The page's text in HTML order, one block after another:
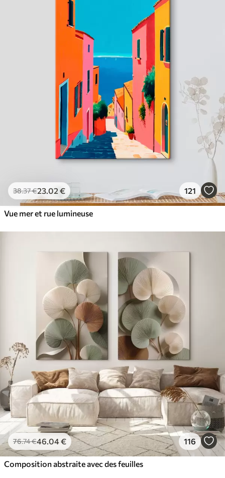
38.37€23.02 € 121
Vue mer et rue lumineuse
76.74€46.04€ 116
Composition abstraite avec des feuilles